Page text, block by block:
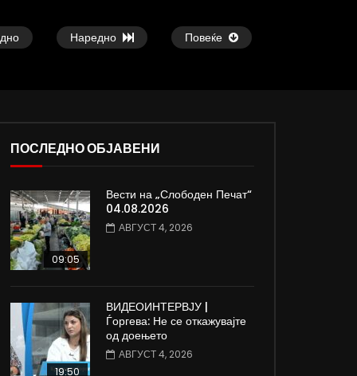
Наредно Повеќе
Атовска од Киев, Украина: Нема
изгледи за брзо завршување на
војната
ДАМЈАН ВАРОШЛИЈА
ЈУНИ 30, 2022
ПОСЛЕДНО ОБЈАВЕНИ
09:05
Вести на „Слободен Печат“
04.08.2026
АВГУСТ 4, 2026
19:50
ВИДЕОИНТЕРВЈУ |
Ѓоргева: Не се откажувајте
од доењето
АВГУСТ 4, 2026